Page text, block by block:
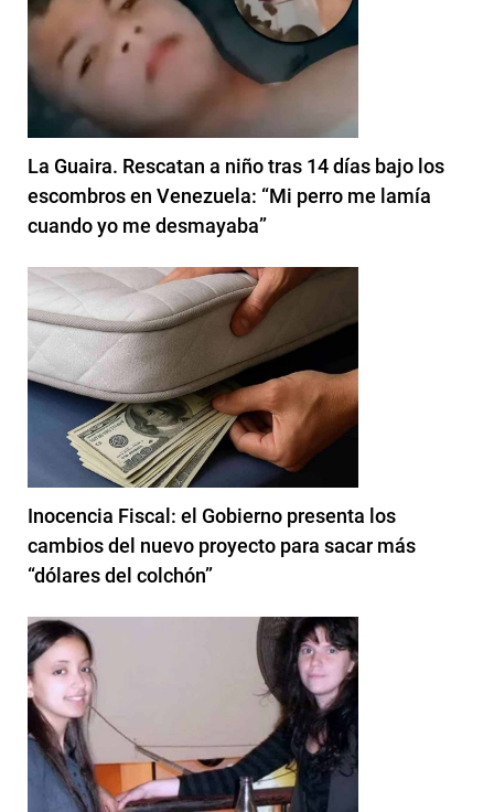
La Guaira. Rescatan a niño tras 14 días bajo los
escombros en Venezuela: “Mi perro me lamía
cuando yo me desmayaba”
Inocencia Fiscal: el Gobierno presenta los
cambios del nuevo proyecto para sacar más
“dólares del colchón”